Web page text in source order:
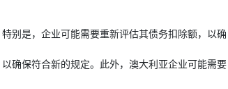
别是，企业可能需要重新评估其债务扣除额，以确
确保符合新的规定。此外，澳大利亚企业可能需要